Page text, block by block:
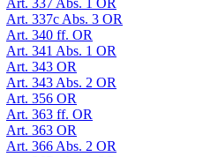
Art. 337 Abs. 1 OR
Art. 337c Abs. 3 OR
Art. 340 ff. OR
Art. 341 Abs. 1 OR
Art. 343 OR
Art. 343 Abs. 2 OR
Art. 356 OR
Art. 363 ff. OR
Art. 363 OR
Art. 366 Abs. 2 OR